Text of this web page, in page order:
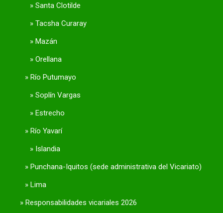
Santa Clotilde
Tacsha Curaray
Mazán
Orellana
Río Putumayo
Soplín Vargas
Estrecho
Río Yavarí
Islandia
Punchana-Iquitos (sede administrativa del Vicariato)
Lima
Responsabilidades vicariales 2026